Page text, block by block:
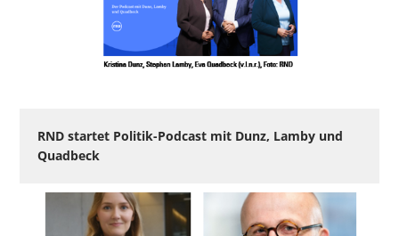
RND startet Politik-Podcast mit Dunz, Lamby und
Quadbeck